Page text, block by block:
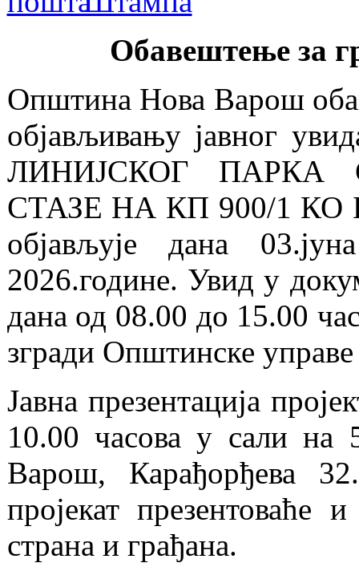
Обавештење за
Општина Нова Варош
објављивању јавног
ЛИНИЈСКОГ ПАРКА
СТАЗЕ НА КП 900/1 КО
објављује дана
2026.године. Увид у
дана од 08.00 до 15.00
згради Општинске
Јавна презентација
10.00 часова у сали на
Варош, Карађорђева
пројекат презентоваће
страна и грађана.